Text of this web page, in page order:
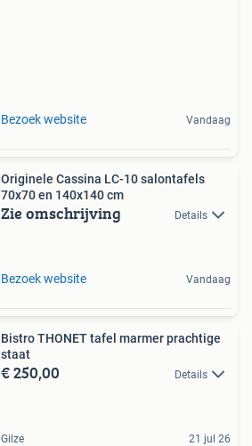
Bezoek website Vandaag
Originele Cassina LC-10 salontafels
70x70 en 140x140 cm
Zie omschrijving Details
Bezoek website Vandaag
Bistro THONET tafel marmer prachtige
staat
€ 250,00 Details
Gilze 21 jul 26